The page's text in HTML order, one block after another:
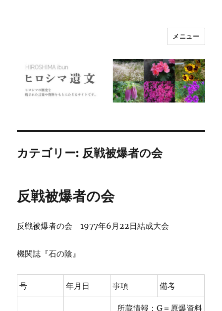
メニュー
カテゴリー: 反戦被爆者の会
反戦被爆者の会
反戦被爆者の会 1977年6月22日結成大会
機関誌『石の陰』
号 年月日 事項 備考
所蔵情報：G＝原爆資料